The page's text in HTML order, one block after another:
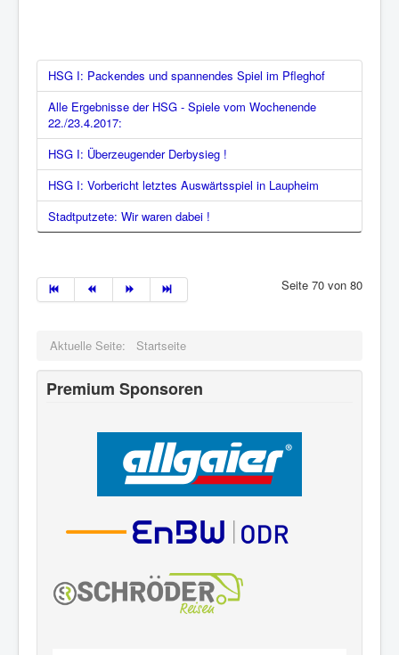
HSG I: Packendes und spannendes Spiel im Pfleghof
Alle Ergebnisse der HSG - Spiele vom Wochenende
22./23.4.2017:
HSG I: Überzeugender Derbysieg !
HSG I: Vorbericht letztes Auswärtsspiel in Laupheim
Stadtputzete: Wir waren dabei !
Seite 70 von 80
Aktuelle Seite: Startseite
Premium Sponsoren